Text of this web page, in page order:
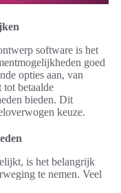
software is het
goed
opties aan, van
tot betaalde
bieden. Dit
keuze.
is het belangrijk
te nemen. Veel